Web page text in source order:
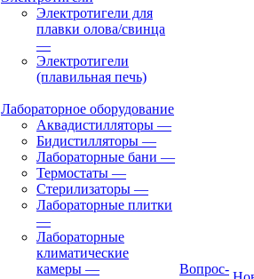
Электротигели для
плавки олова/свинца
—
Электротигели
(плавильная печь)
Лабораторное оборудование
Аквадистилляторы —
Бидистилляторы —
Лабораторные бани —
Термостаты —
Стерилизаторы —
Лабораторные плитки
—
Лабораторные
климатические
камеры —
Вопрос-